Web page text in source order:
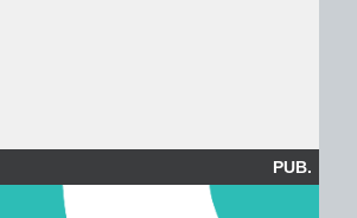
PUB.